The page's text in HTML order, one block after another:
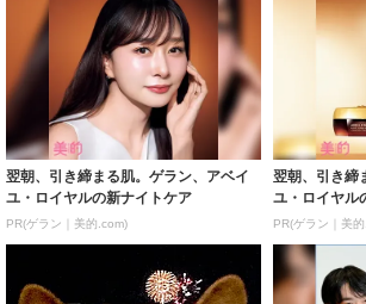
翌朝、引き締まる肌。ゲラン、アベイ
ユ・ロイヤルの新ナイトケア
PR(ゲラン｜美的.com)
翌朝、引き締
ユ・ロイヤル
PR(ゲラン｜美